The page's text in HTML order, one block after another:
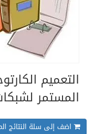
التعميم
المستمر
اضف إلى سلة النتائج